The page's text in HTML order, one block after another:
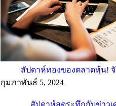
สัปดาห์ทองของตลาดหุ้น! จั
กุมภาพันธ์ 5, 2024